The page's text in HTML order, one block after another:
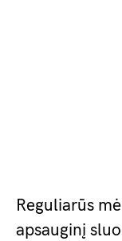
Reguliarūs
apsauginį